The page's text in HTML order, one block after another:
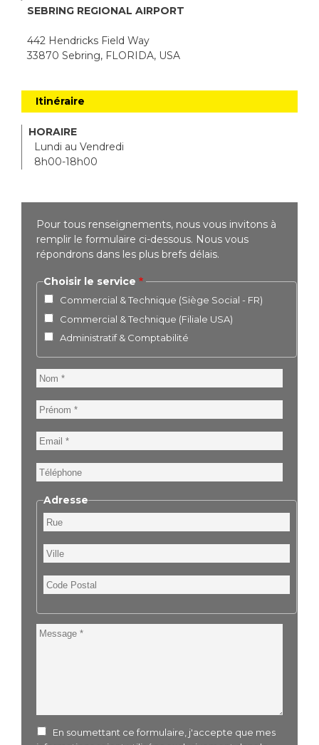
SEBRING REGIONAL AIRPORT
442 Hendricks Field Way
33870 Sebring, FLORIDA, USA
Itinéraire
HORAIRE
Lundi au Vendredi
8h00-18h00
Pour tous renseignements, nous vous invitons à
remplir le formulaire ci-dessous. Nous vous
répondrons dans les plus brefs délais.
Choisir le service
Commercial & Technique (Siège Social - FR)
Commercial & Technique (Filiale USA)
Administratif & Comptabilité
Nom
Prénom
Email
Téléphone
Adresse
Rue
Ville
Code
Postal
Message
En soumettant ce formulaire, j'accepte que mes